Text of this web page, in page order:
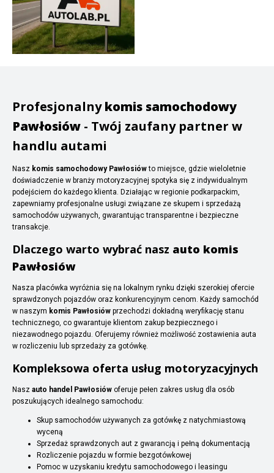
Profesjonalnykomis samochodowy
Pawłosiów - Twój zaufany partner w
handlu autami
Nasz komis samochodowy Pawłosiówto miejsce, gdzie wieloletnie
doświadczenie w branży motoryzacyjnej spotyka się z indywidualnym
podejściem do każdego klienta. Działając w regionie podkarpackim,
zapewniamy profesjonalne usługi związane ze skupem i sprzedażą
samochodów używanych, gwarantując transparentne i bezpieczne
transakcje.
Dlaczego warto wybrać nasz auto komis
Pawłosiów
Nasza placówka wyróżnia się na lokalnym rynku dzięki szerokiej ofercie
sprawdzonych pojazdów oraz konkurencyjnym cenom. Każdy samochód
w naszym komis Pawłosiów przechodzi dokładną weryfikację stanu
technicznego, co gwarantuje klientom zakup bezpiecznego i
niezawodnego pojazdu. Oferujemy również możliwość zostawienia auta
w rozliczeniu lub sprzedaży za gotówkę.
Kompleksowa oferta usług motoryzacyjnych
Nasz auto handel Pawłosiów oferuje pełen zakres usług dla osób
poszukujących idealnego samochodu:
Skup samochodów używanych za gotówkę z natychmiastową
wyceną
Sprzedaż sprawdzonych aut z gwarancją i pełną dokumentacją
Rozliczenie pojazdu w formie bezgotówkowej
Pomoc w uzyskaniu kredytu samochodowego i leasingu